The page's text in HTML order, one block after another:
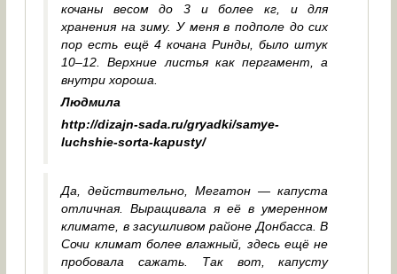
кочаны весом до 3 и более кг, и для
хранения на зиму. У меня в подполе до сих
пор есть ещё 4 кочана Ринды, было штук
10–12. Верхние листья как пергамент, а
внутри хороша.
Людмила
http://dizajn-sada.ru/gryadki/samye-
luchshie-sorta-kapusty/
Да, действительно, Мегатон — капуста
отличная. Выращивала я её в умеренном
климате, в засушливом районе Донбасса. В
Сочи климат более влажный, здесь ещё не
пробовала сажать. Так вот, капусту